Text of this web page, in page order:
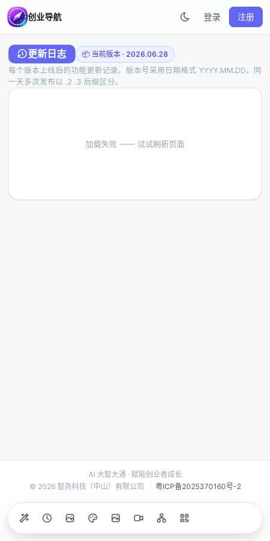
创业导航 登录 注册
更新日志
📦 当前版本 · 2026.06.28
每个版本上线后的功能更新记录。版本号采用日期格式 YYYY.MM.DD，同
一天多次发布以 .2 .3 后缀区分。
加载失败 —— 试试刷新页面
AI 大智大通 · 赋能创业者成长
© 2026 智尧科技（中山）有限公司
粤ICP备2025370160号-2